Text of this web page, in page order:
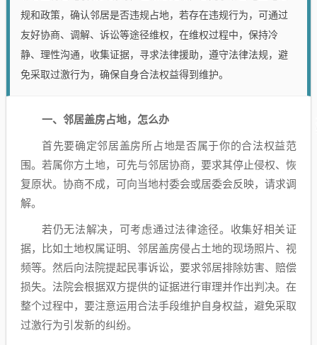
规和政策，确认邻居是否违规占地，若存在违规行为，可通过
友好协商、调解、诉讼等途径维权，在维权过程中，保持冷
静、理性沟通，收集证据，寻求法律援助，遵守法律法规，避
免采取过激行为，确保自身合法权益得到维护。
一、邻居盖房占地，怎么办
首先要确定邻居盖房所占地是否属于你的合法权益范
围。若属你方土地，可先与邻居协商，要求其停止侵权、恢
复原状。协商不成，可向当地村委会或居委会反映，请求调
解。
若仍无法解决，可考虑通过法律途径。收集好相关证
据，比如土地权属证明、邻居盖房侵占土地的现场照片、视
频等。然后向法院提起民事诉讼，要求邻居排除妨害、赔偿
损失。法院会根据双方提供的证据进行审理并作出判决。在
整个过程中，要注意运用合法手段维护自身权益，避免采取
过激行为引发新的纠纷。